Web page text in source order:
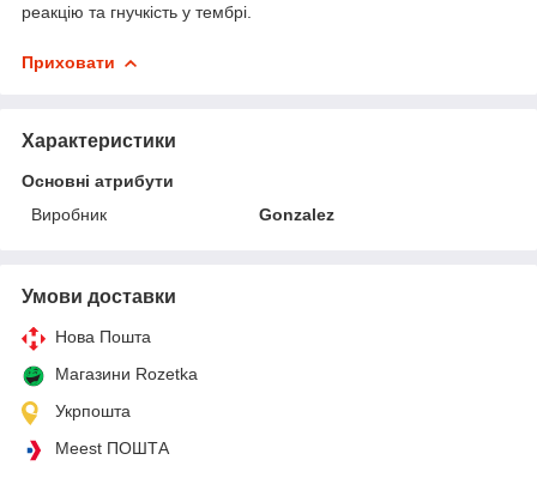
реакцію та гнучкість у тембрі.
Приховати
Характеристики
Основні атрибути
Виробник
Gonzalez
Умови доставки
Нова Пошта
Магазини Rozetka
Укрпошта
Meest ПОШТА